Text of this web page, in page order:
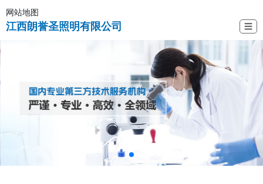
网站地图
江西朗誉圣照明有限公司 ☰